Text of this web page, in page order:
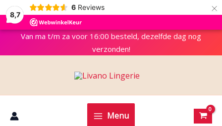
8,7
6 Reviews ×
Van ma t/m za voor 16:00 besteld, dezelfde dag nog
verzonden!
Menu